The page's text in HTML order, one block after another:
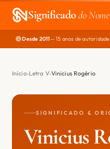
Significadodo Nome
EXPLORAR
NOME PERFEITO
Desde 2011— 15 anos de autoridade
Início Letra V Vinicius Rogério
SIGNIFICADO &
Vinicius